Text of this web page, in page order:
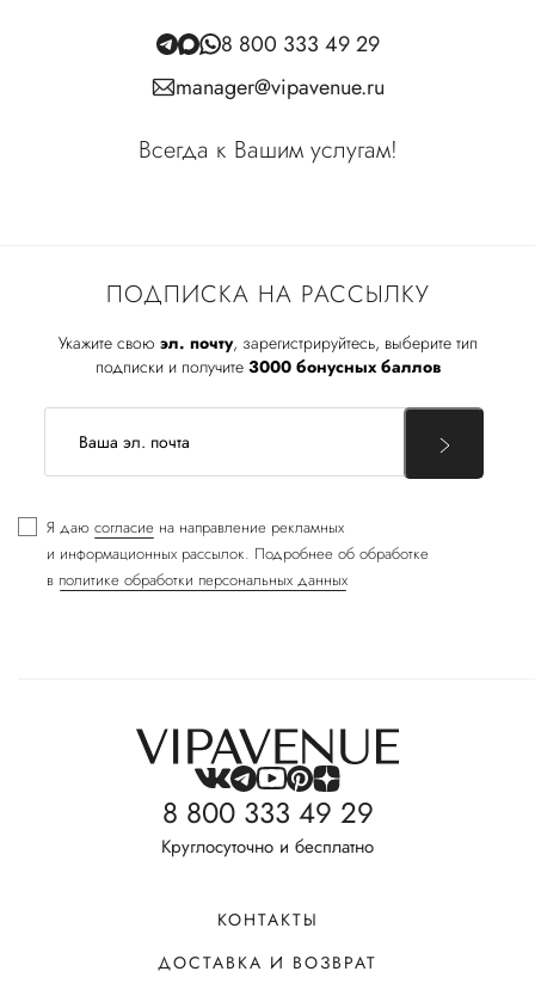
ПОДПИСКА НА РАССЫЛКУ
Укажите свою эл. почту, зарегистрируйтесь, выберите тип
подписки и получите 3000 бонусных баллов
Я даю согласие на направление рекламных
и информационных рассылок. Подробнее об обработке
в политике обработки персональных данных
8 800 333 49 29
manager@vipavenue.ru
Всегда к Вашим услугам!
8 800 333 49 29
Круглосуточно и бесплатно
КОНТАКТЫ
ДОСТАВКА И ВОЗВРАТ